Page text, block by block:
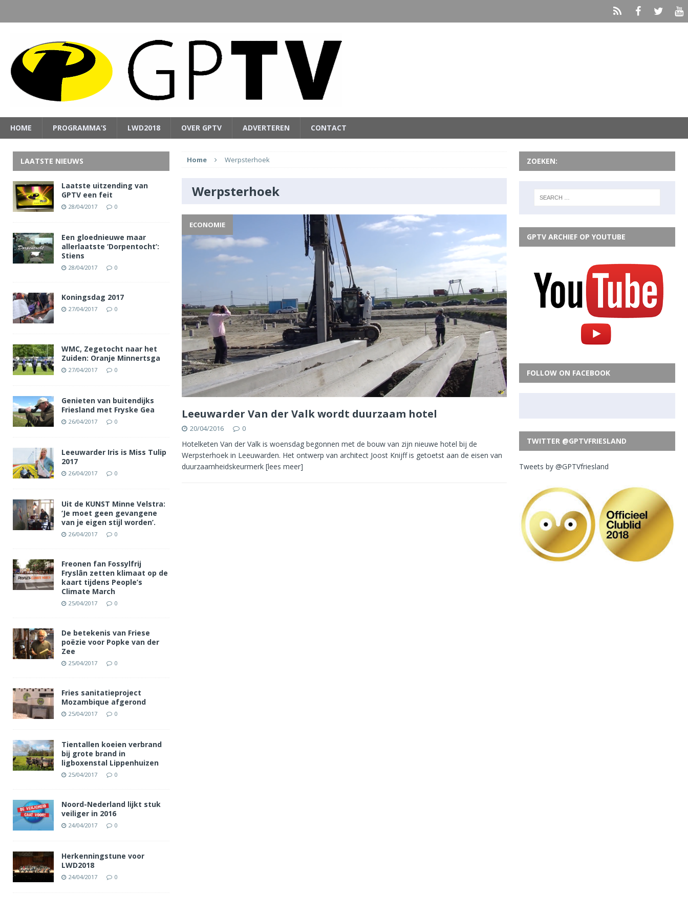
HOME PROGRAMMA’S LWD2018 OVER GPTV ADVERTEREN CONTACT
Home Werpsterhoek
Werpsterhoek
ECONOMIE
Leeuwarder Van der Valk wordt duurzaam hotel
20/04/2016 0
Hotelketen Van der Valk is woensdag begonnen met de bouw van zijn nieuwe hotel bij de
Werpsterhoek in Leeuwarden. Het ontwerp van architect Joost Knijff is getoetst aan de eisen van
duurzaamheidskeurmerk [lees meer]
LAATSTE NIEUWS
Laatste uitzending van
GPTV een feit
28/04/2017 0
Een gloednieuwe maar
allerlaatste ‘Dorpentocht’:
Stiens
28/04/2017 0
Koningsdag 2017
27/04/2017 0
WMC, Zegetocht naar het
Zuiden: Oranje Minnertsga
27/04/2017 0
Genieten van buitendijks
Friesland met Fryske Gea
26/04/2017 0
Leeuwarder Iris is Miss Tulip
2017
26/04/2017 0
Uit de KUNST Minne Velstra:
‘Je moet geen gevangene
van je eigen stijl worden’.
26/04/2017 0
Freonen fan Fossylfrij
Fryslân zetten klimaat op de
kaart tijdens People’s
Climate March
25/04/2017 0
De betekenis van Friese
poëzie voor Popke van der
Zee
25/04/2017 0
Fries sanitatieproject
Mozambique afgerond
25/04/2017 0
Tientallen koeien verbrand
bij grote brand in
ligboxenstal Lippenhuizen
25/04/2017 0
Noord-Nederland lijkt stuk
veiliger in 2016
24/04/2017 0
Herkenningstune voor
LWD2018
24/04/2017 0
ZOEKEN:
GPTV ARCHIEF OP YOUTUBE
FOLLOW ON FACEBOOK
TWITTER @GPTVFRIESLAND
Tweets by @GPTVfriesland